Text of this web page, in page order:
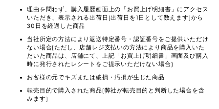
理由を問わず、購入履歴画面上の「お買上げ明細書」にアクセス
いただき、表示される出荷日(出荷日を1日として数えます)から
30日を経過した商品
当社所定の方法により返送特定番号・認証番号をご提供いただけ
ない場合(ただし、店舗レジ支払いの方法により商品を購入いた
だいた商品は、店舗にて、上記「お買上げ明細書」画面及び購入
時に発行されたレシートをご提示いただけない場合)
お客様の元でキズまたは破損・汚損が生じた商品
転売目的で購入された商品(弊社が転売目的と判断した場合を含
みます)